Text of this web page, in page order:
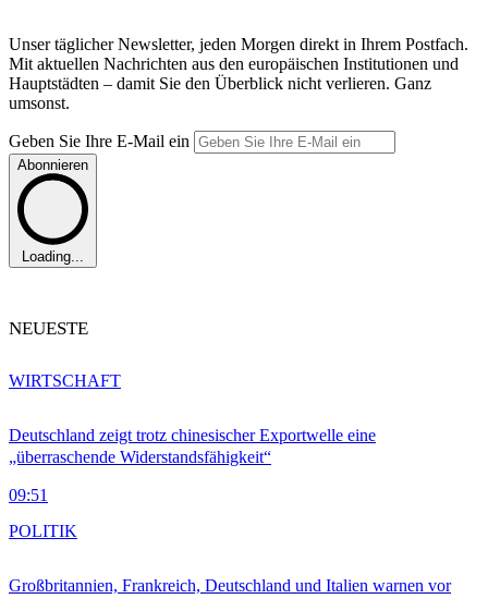
Unser täglicher Newsletter, jeden Morgen direkt in Ihrem Postfach.
Mit aktuellen Nachrichten aus den europäischen Institutionen und
Hauptstädten – damit Sie den Überblick nicht verlieren. Ganz
umsonst.
Geben Sie Ihre E-Mail ein
Abonnieren
Loading...
NEUESTE
Deutschland zeigt trotz chinesischer Exportwelle eine
„überraschende Widerstandsfähigkeit“
09:51
WIRTSCHAFT
Großbritannien, Frankreich, Deutschland und Italien warnen vor
POLITIK